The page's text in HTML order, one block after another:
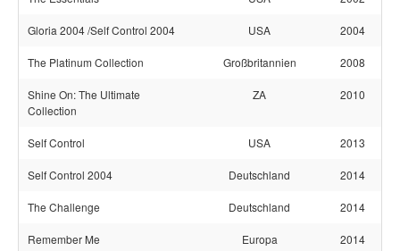
Gloria 2004 /Self Control 2004 USA 2004
The Platinum Collection Großbritannien 2008
Shine On: The Ultimate
Collection
ZA 2010
Self Control USA 2013
Self Control 2004 Deutschland 2014
The Challenge Deutschland 2014
Remember Me Europa 2014